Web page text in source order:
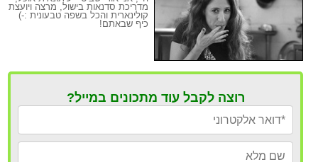
מדריכת סדנאות בישול, מרצה ויועצת
קולינארית והכל בשפה טבעונית :-)
כיף שבאתם!
רוצה לקבל עוד מתכונים במייל?